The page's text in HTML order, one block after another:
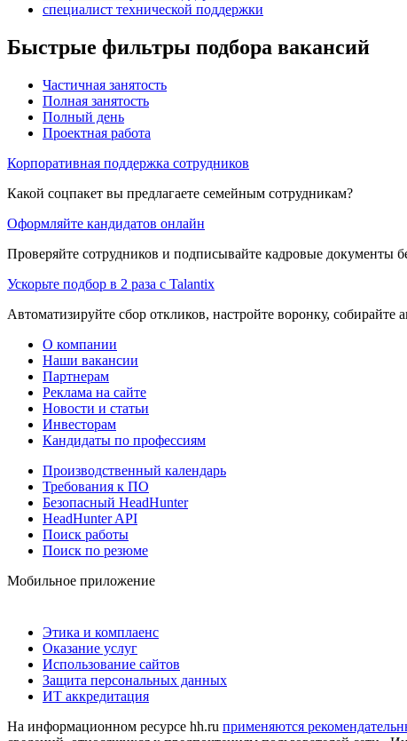
специалист технической поддержки
Быстрые фильтры подбора вакансий
Частичная занятость
Полная занятость
Полный день
Проектная работа
Корпоративная поддержка сотрудников
Какой соцпакет вы предлагаете семейным сотрудникам?
Оформляйте кандидатов онлайн
Проверяйте сотрудников и подписывайте кадровые документы
Ускорьте подбор в 2 раза с Talantix
Автоматизируйте сбор откликов, настройте воронку, собирайте
О компании
Наши вакансии
Партнерам
Реклама на сайте
Новости и статьи
Инвесторам
Кандидаты по профессиям
Производственный календарь
Требования к ПО
Безопасный HeadHunter
HeadHunter API
Поиск работы
Поиск по резюме
Мобильное приложение
Этика и комплаенс
Оказание услуг
Использование сайтов
Защита персональных данных
ИТ аккредитация
На информационном ресурсе hh.ru применяются